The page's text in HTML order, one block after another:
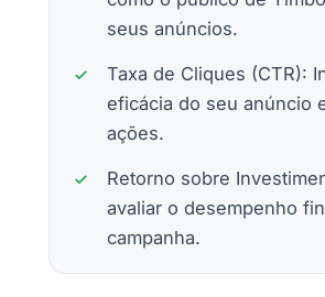
seus anúncios.
Taxa de Cliques (CTR):
eficácia do seu anúncio
ações.
Retorno sobre
avaliar o desempenho
campanha.